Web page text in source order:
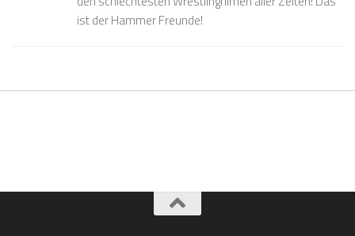
ist der Hammer Freunde!